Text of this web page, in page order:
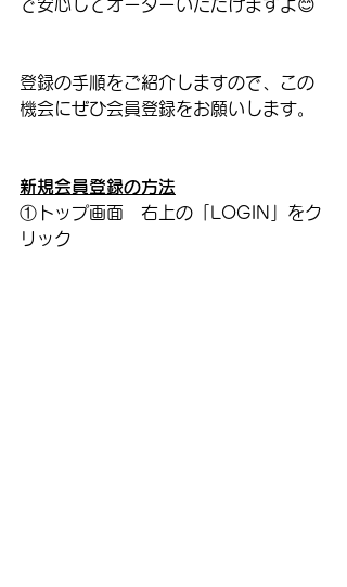
で安心してオーダーいただけますよ😊
登録の手順をご紹介しますので、この
機会にぜひ会員登録をお願いします。
新規会員登録の方法
①トップ画面　右上の「LOGIN」をク
リック